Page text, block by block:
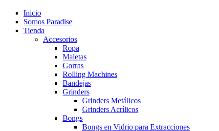
Inicio
Somos Paradise
Tienda
Accesorios
Ropa
Maletas
Gorras
Rolling Machines
Bandejas
Grinders
Grinders Metálicos
Grinders Acrílicos
Bongs
Bongs en Vidrio para Extracciones